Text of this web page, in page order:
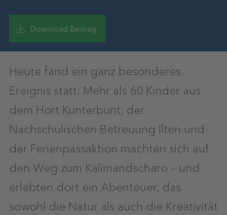
Download Beitrag
Heute fand ein ganz besonderes
Ereignis statt: Mehr als 60 Kinder aus
dem Hort Kunterbunt, der
Nachschulischen Betreuung Ilten und
der Ferienpassaktion machten sich auf
den Weg zum Kalimandscharo – und
erlebten dort ein Abenteuer, das
sowohl die Natur als auch die Kreativität